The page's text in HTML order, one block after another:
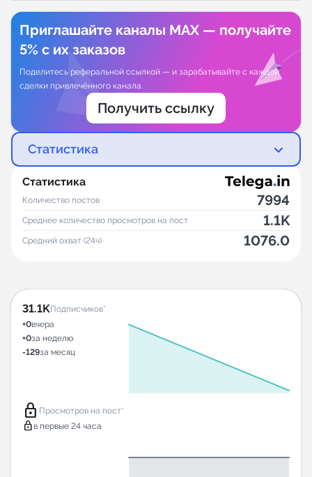
Приглашайте каналы MAX — получайте
5% с их заказов
Поделитесь реферальной ссылкой — и зарабатывайте с каждой
сделки привлечённого канала.
Получить ссылку
Статистика
Статистика
Количество постов 7994
Среднее количество просмотров на пост 1.1K
Средний охват (24ч) 1076.0
31.1KПодписчиков*
+0вчера
+0за неделю
-129за месяц
lock Просмотров на пост*
lock в первые 24 часа